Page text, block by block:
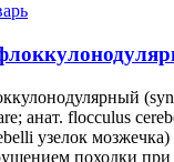
анат. flocculus
узелок мозжечка)
походки при